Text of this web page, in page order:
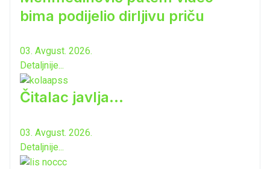
bima podijelio dirljivu priču
03. Avgust. 2026.
Detaljnije...
Čitalac javlja...
03. Avgust. 2026.
Detaljnije...